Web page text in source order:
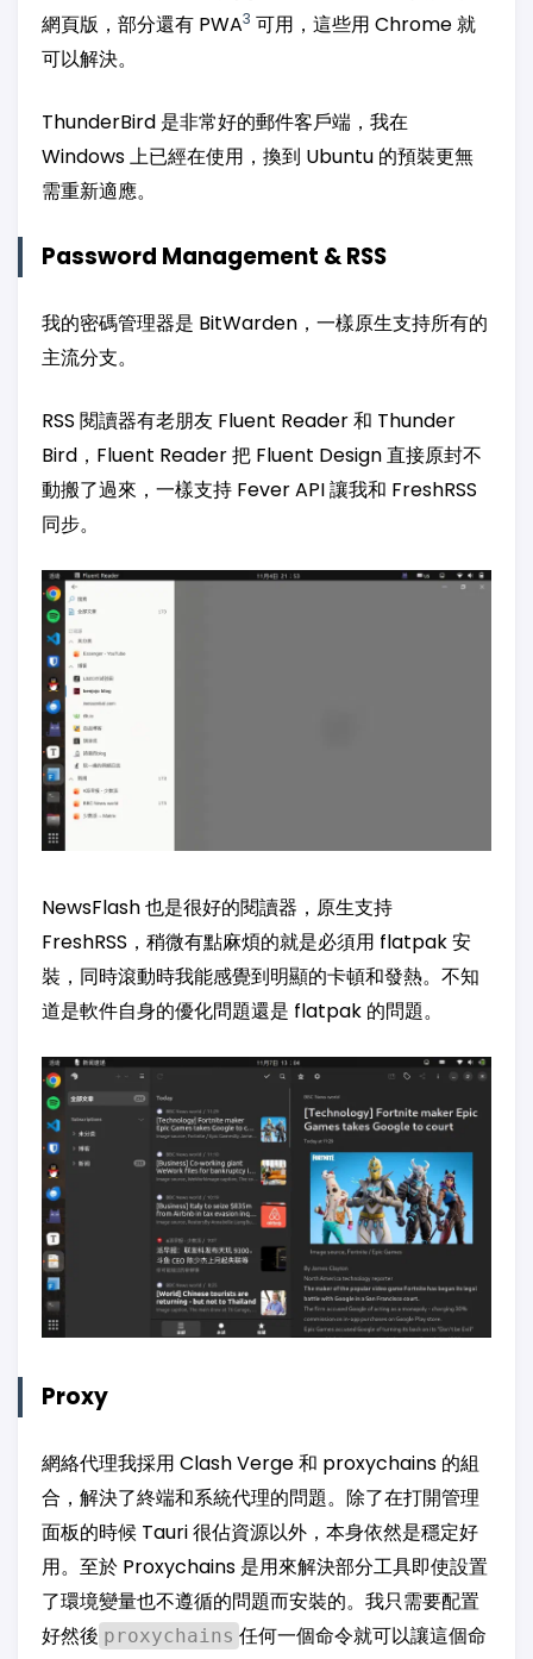
網頁版，部分還有 PWA3 可用，這些用 Chrome 就
可以解決。
ThunderBird 是非常好的郵件客戶端，我在
Windows 上已經在使用，換到 Ubuntu 的預裝更無
需重新適應。
Password Management & RSS
我的密碼管理器是 BitWarden，一樣原生支持所有的
主流分支。
RSS 閱讀器有老朋友 Fluent Reader 和 Thunder
Bird，Fluent Reader 把 Fluent Design 直接原封不
動搬了過來，一樣支持 Fever API 讓我和 FreshRSS
同步。
NewsFlash 也是很好的閱讀器，原生支持
FreshRSS，稍微有點麻煩的就是必須用 flatpak 安
裝，同時滾動時我能感覺到明顯的卡頓和發熱。不知
道是軟件自身的優化問題還是 flatpak 的問題。
Proxy
網絡代理我採用 Clash Verge 和 proxychains 的組
合，解決了終端和系統代理的問題。除了在打開管理
面板的時候 Tauri 很佔資源以外，本身依然是穩定好
用。至於 Proxychains 是用來解決部分工具即使設置
了環境變量也不遵循的問題而安裝的。我只需要配置
好然後 proxychains 任何一個命令就可以讓這個命